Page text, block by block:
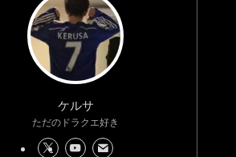
ケルサ
ただのドラクエ好き